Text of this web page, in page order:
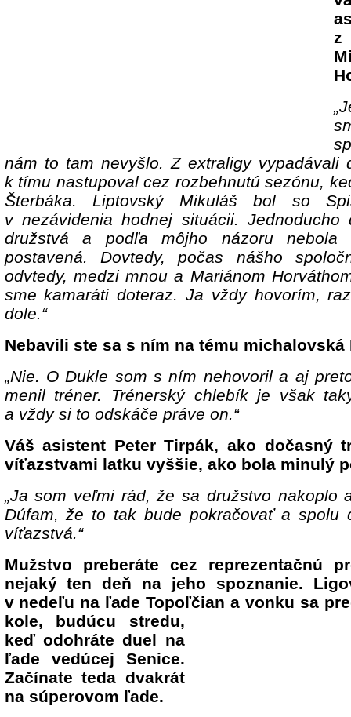
nám to tam nevyšlo. Z extraligy vypadávali
k tímu nastupoval cez rozbehnutú sezónu,
Šterbáka. Liptovský Mikuláš bol so
v nezávidenia hodnej situácii.
družstvá a podľa môjho názoru nebola
postavená. Dovtedy, počas nášho
odvtedy, medzi mnou a Mariánom
sme kamaráti doteraz. Ja vždy hovorím,
dole.“
Nebavili ste sa s ním na tému michalovská
„Nie. O Dukle som s ním nehovoril a aj
menil tréner. Trénerský chlebík je však
a vždy si to odskáče práve on.“
Váš asistent Peter Tirpák, ako dočasný
víťazstvami latku vyššie, ako bola minulý
„Ja som veľmi rád, že sa družstvo nakoplo
Dúfam, že to tak bude pokračovať a spolu
víťazstvá.“
Mužstvo preberáte cez reprezentačnú
nejaký ten deň na jeho spoznanie.
v nedeľu na ľade Topoľčian a vonku sa
kole, budúcu stredu,
keď odohráte duel na
ľade vedúcej Senice.
Začínate teda dvakrát
na súperovom ľade.